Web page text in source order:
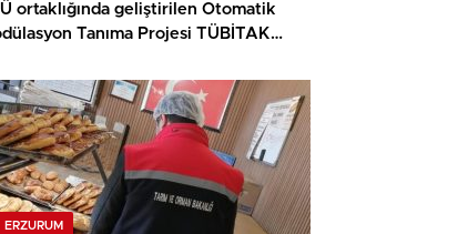
ortaklığında geliştirilen Otomatik
Tanıma Projesi TÜBİTAK
ERZURUM